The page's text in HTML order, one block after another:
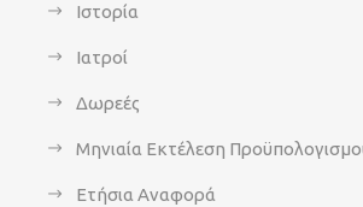
Ιστορία
Ιατροί
Δωρεές
Μηνιαία Εκτέλεση
Ετήσια Αναφορά